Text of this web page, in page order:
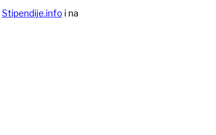
Stipendije.info i na